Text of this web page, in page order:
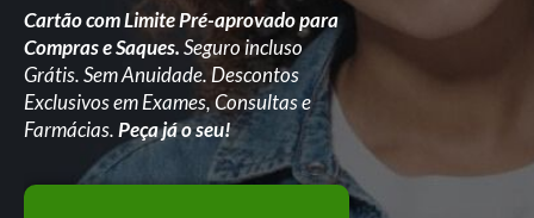
Cartão com Limite Pré-aprovado para
Compras e Saques.Seguro incluso
Grátis. Sem Anuidade. Descontos
Exclusivos em Exames, Consultas e
Farmácias.Peça já o seu!